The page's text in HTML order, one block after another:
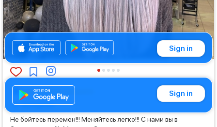
Hair coloring and perm
Instagram
Не бойтесь перемен!!! Меняйтесь легко!!! С нами вы в
Sign in
Sign in